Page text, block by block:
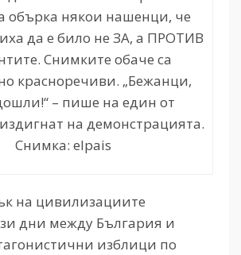
обърка някои нашенци, че
да е било не ЗА, а ПРОТИВ
Снимките обаче са
красноречиви. „Бежанци,
– пише на един от
на демонстрацията.
Снимка: elpais
на цивилизациите
дни между България и
изблици по